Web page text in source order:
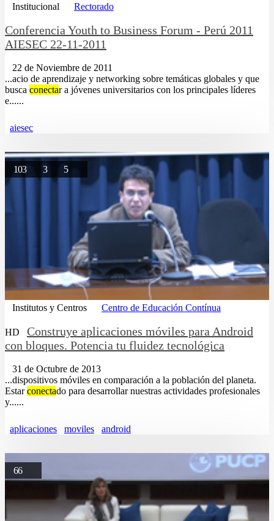
Institucional Rectorado
Conferencia Youth to Business Forum - Perú 2011
AIESEC 22-11-2011
22 de Noviembre de 2011
...acio de aprendizaje y networking sobre temáticas globales y que
busca conectar a jóvenes universitarios con los principales líderes
e......
aiesec
103 3 5
Institutos y Centros Centro de Educación Contínua
HD
Construye aplicaciones móviles para Android
con bloques. Potencia tu fluidez tecnológica
31 de Octubre de 2013
...dispositivos móviles en comparación a la población del planeta.
Estarconectado para desarrollar nuestras actividades profesionales
y......
aplicaciones moviles android
66